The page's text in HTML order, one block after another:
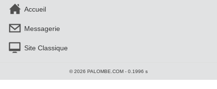
Accueil
Messagerie
Site Classique
© 2026 PALOMBE.COM - 0.1996 s